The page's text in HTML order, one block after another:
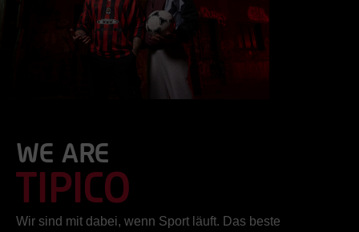
WE ARE
TIPICO
Wir sind mit dabei, wenn Sport läuft. Das beste